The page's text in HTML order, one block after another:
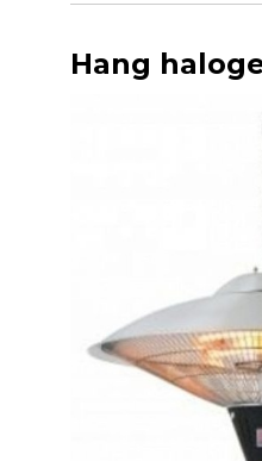
Hang